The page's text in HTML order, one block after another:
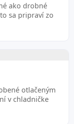
ako drobné
sa pripraví zo
otlačeným
v chladničke